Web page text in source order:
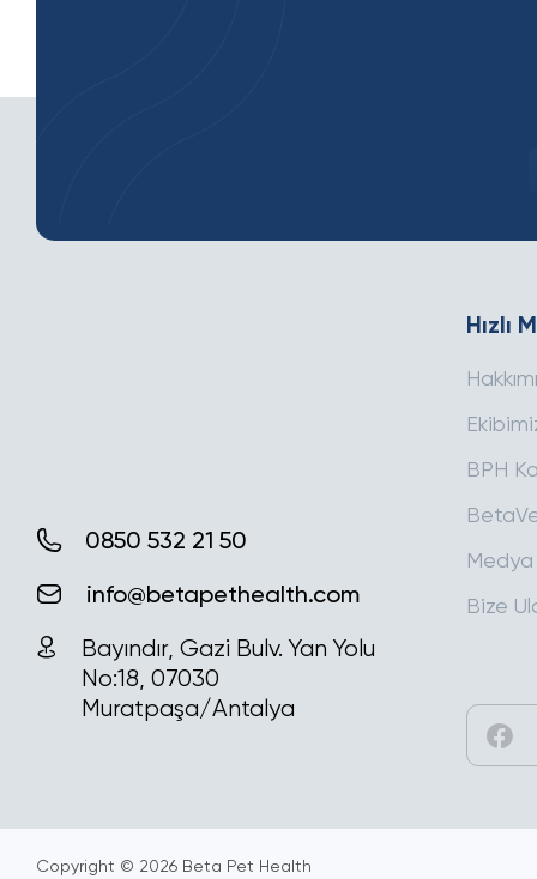
0850 532 21 50
info@betapethealth.com
Bayındır, Gazi Bulv. Yan Yolu
No:18, 07030
Muratpaşa/Antalya
Hızlı
BPH
Medya
Bize
Copyright © 2026 Beta Pet Health